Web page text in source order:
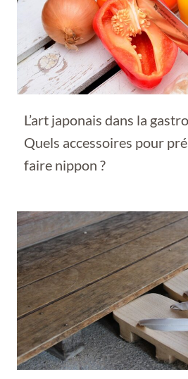
L’art japonais dans la
Quels accessoires pour
faire nippon ?